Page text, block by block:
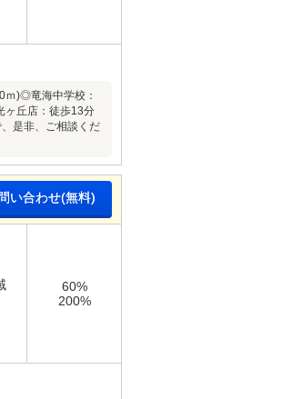
)◎竜海中学校：
丘店：徒歩13分
是非、ご相談くだ
い合わせ(無料)
60%
200%